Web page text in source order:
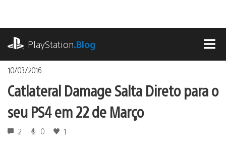
o
conteúdoPlayStation.Blog
10/03/2016
Catlateral Damage Salta Direto para o
seu PS4 em 22 de Março
2 0 1